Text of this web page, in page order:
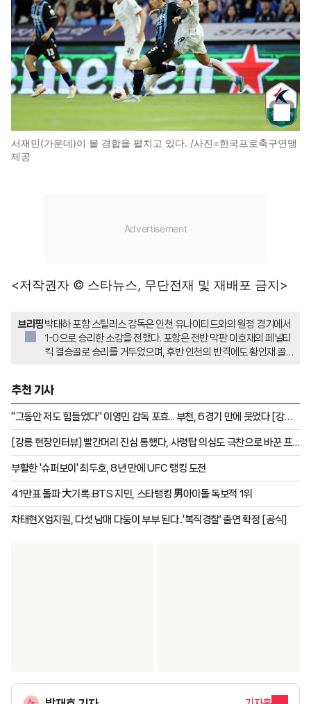
서재민(가운데)이 볼 경합을 펼치고 있다. /사진=한국프로축구연맹
제공
<저작권자 © 스타뉴스, 무단전재 및 재배포 금지>
브리핑박태하 포항 스틸러스 감독은 인천 유나이티드와의 원정 경기에서
1-0으로 승리한 소감을 전했다. 포항은 전반 막판 이호재의 페널티
킥 결승골로 승리를 거두었으며, 후반 인천의 반격에도 황인재 골키
역할을 하고 있다고 말했다.
추천 기사
"그동안 저도 힘들었다" 이영민 감독 포효... 부천, 6경기 만에 웃었다 [강릉
현장]
[강릉 현장인터뷰] 빨간머리 진심 통했다, 사령탑 의심도 극찬으로 바꾼 프
로 데뷔골... 성예건 "부천과 잘 맞는다"
부활한 '슈퍼보이' 최두호, 8년 만에 UFC 랭킹 도전
41만표 돌파 大기록..BTS 지민, 스타랭킹 男아이돌 독보적 1위
차태현X엄지원, 다섯 남매 다둥이 부부 된다..'복직경찰' 출연 확정 [공식]